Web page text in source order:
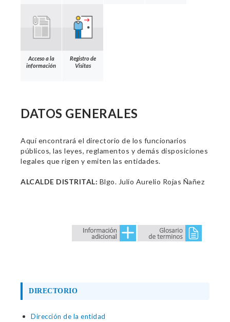
Acceso a la
información
Registro de
Visitas
DATOS GENERALES
Aquí encontrará el directorio de los funcionarios
públicos, las leyes, reglamentos y demás disposiciones
legales que rigen y emiten las entidades.
ALCALDE DISTRITAL: Blgo. Julio Aurelio Rojas Ñañez
DIRECTORIO
Dirección de la entidad